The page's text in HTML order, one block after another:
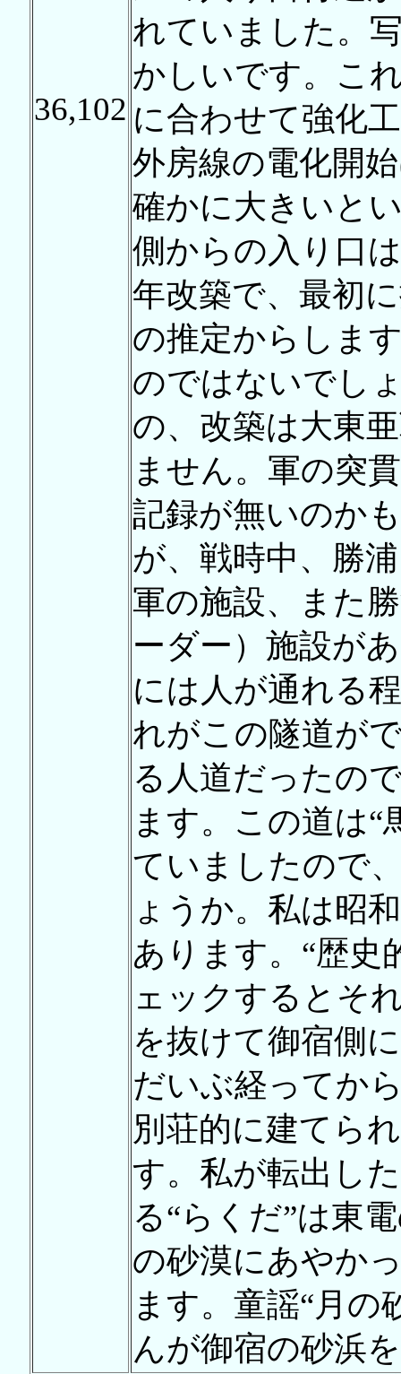
36,102
れていました。
かしいです。こ
に合わせて強化
外房線の電化開
確かに大きいと
側からの入り口
年改築で、最初
の推定からしま
のではないでし
の、改築は大東
ません。軍の突
記録が無いのか
が、戦時中、勝
軍の施設、また
ーダー）施設が
には人が通れる
れがこの隧道が
る人道だったの
ます。この道は“
ていましたので
ょうか。私は昭
あります。“歴史
ェックするとそ
を抜けて御宿側
だいぶ経ってか
別荘的に建てら
す。私が転出し
る“らくだ”は東
の砂漠にあやか
ます。童謡“月の
んが御宿の砂浜